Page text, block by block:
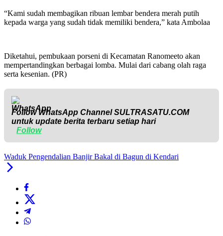
“Kami sudah membagikan ribuan lembar bendera merah putih
kepada warga yang sudah tidak memiliki bendera,” kata Ambolaa
Diketahui, pembukaan porseni di Kecamatan Ranomeeto akan
mempertandingkan berbagai lomba. Mulai dari cabang olah raga
serta kesenian. (PR)
Follow WhatsApp ChannelSULTRASATU.COM
untuk update berita terbaru setiap hari
Follow
Waduk Pengendalian Banjir Bakal di Bagun di Kendari